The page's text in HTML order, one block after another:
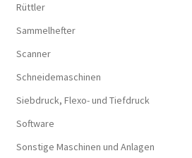
Rüttler
Sammelhefter
Scanner
Schneidemaschinen
Siebdruck, Flexo- und Tiefdruck
Software
Sonstige Maschinen und Anlagen